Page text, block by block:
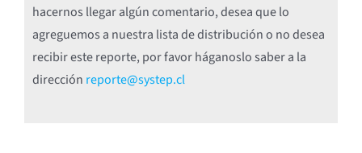
hacernos llegar algún comentario, desea que lo
agreguemos a nuestra lista de distribución o no desea
recibir este reporte, por favor háganoslo saber a la
dirección reporte@systep.cl